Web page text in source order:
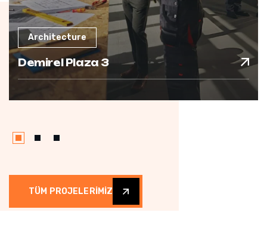
Architecture
Demirel Plaza 3
TÜM PROJELERİMİZ